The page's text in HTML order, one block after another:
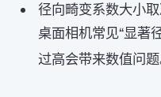
径向畸变系数大小
桌面相机常见“显著
过高会带来数值问题